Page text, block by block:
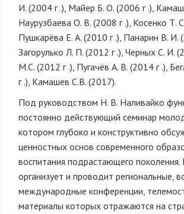
И. (2004 г.), Майер Б. О. (2006 г.),
Наурузбаева О. В. (2008 г.), Косенко Т.
Пушкарёва Е. А. (2010 г.), Панарин В. И. (
Загорулько Л. П. (2012 г.), Черных С. И. (
М.С. (2012 г.), Пугачёв А. В. (2014 г.),
г.), Камашев С.В. (2017).
Под руководством Н. В. Наливайко
постоянно действующий семинар
котором глубоко и конструктивно
ценностных основ современного
воспитания подрастающего поколения.
организует и проводит региональные,
международные конференции,
материалы которых отражаются на